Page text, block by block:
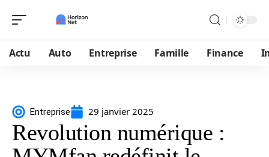
Actu Auto Entreprise Famille Finance
Entreprise 29 janvier 2025
Revolution numérique :